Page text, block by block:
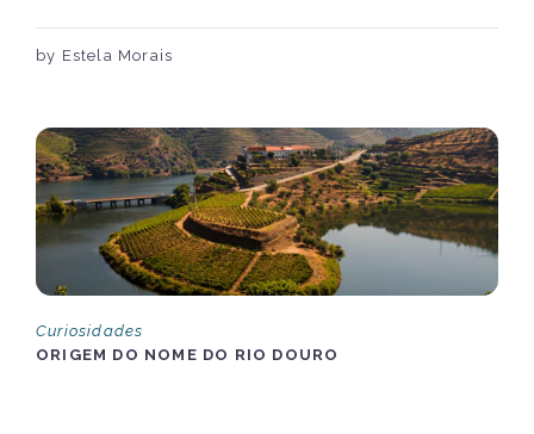
by Estela Morais
Curiosidades
ORIGEM DO NOME DO RIO DOURO